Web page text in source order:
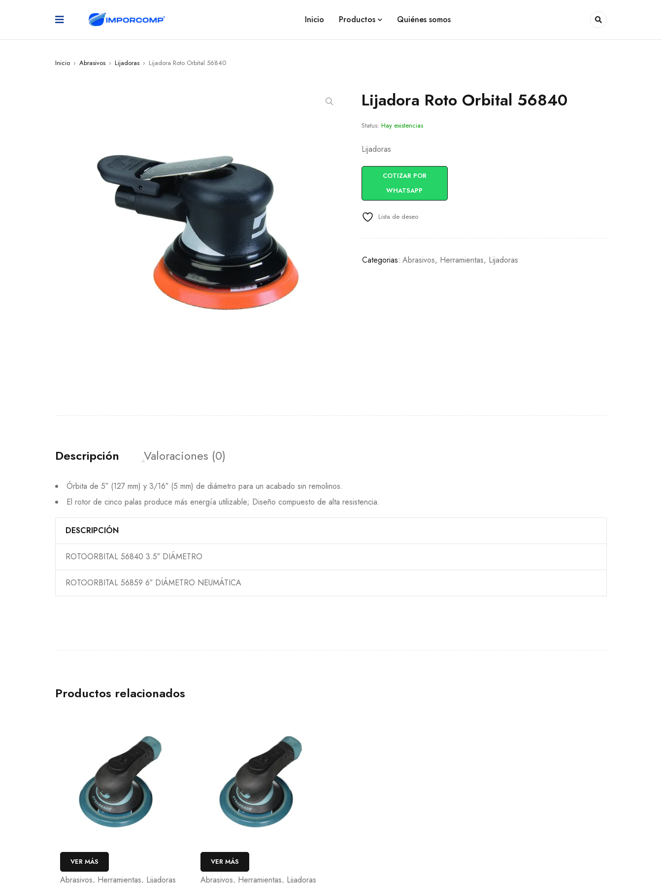
Inicio Productos Quiénes somos
Inicio › Abrasivos › Lijadoras › Lijadora Roto Orbital 56840
Lijadora Roto Orbital 56840
Status: Hay existencias
Lijadoras
COTIZAR POR
WHATSAPP
Lista de deseo
Categorias: Abrasivos, Herramientas, Lijadoras
Descripción Valoraciones (0)
Órbita de 5″ (127 mm) y 3/16″ (5 mm) de diámetro para un acabado sin remolinos.
El rotor de cinco palas produce más energía utilizable; Diseño compuesto de alta resistencia.
DESCRIPCIÓN
ROTOORBITAL 56840 3.5″ DIÁMETRO
ROTOORBITAL 56859 6″ DIÁMETRO NEUMÁTICA
Productos relacionados
VER MÁS
Abrasivos, Herramientas, Lijadoras
VER MÁS
Abrasivos, Herramientas, Lijadoras